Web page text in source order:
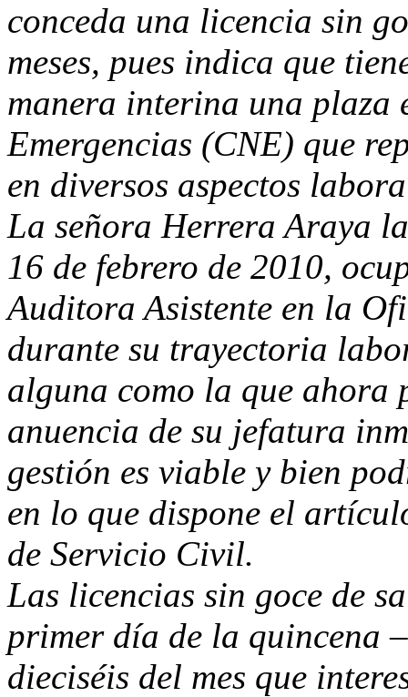
conceda una licencia sin
meses, pues indica que
manera interina una plaza
Emergencias (CNE) que
en diversos aspectos
La señora Herrera Araya
16 de febrero de 2010,
Auditora Asistente en la
durante su trayectoria
alguna como la que ahora
anuencia de su jefatura
gestión es viable y bien
en lo que dispone el
de Servicio Civil.
Las licencias sin goce de
primer día de la quincena
dieciséis del mes que